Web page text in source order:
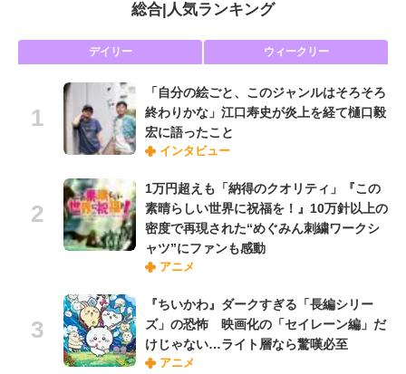
総合 人気ランキング
デイリー ウィークリー
「自分の絵ごと、このジャンルはそろそろ
終わりかな」江口寿史が炎上を経て樋口毅
宏に語ったこと
インタビュー
1万円超えも「納得のクオリティ」『この
素晴らしい世界に祝福を！』10万針以上の
密度で再現された“めぐみん刺繍ワークシ
ャツ”にファンも感動
アニメ
『ちいかわ』ダークすぎる「長編シリー
ズ」の恐怖 映画化の「セイレーン編」だ
けじゃない…ライト層なら驚嘆必至
アニメ